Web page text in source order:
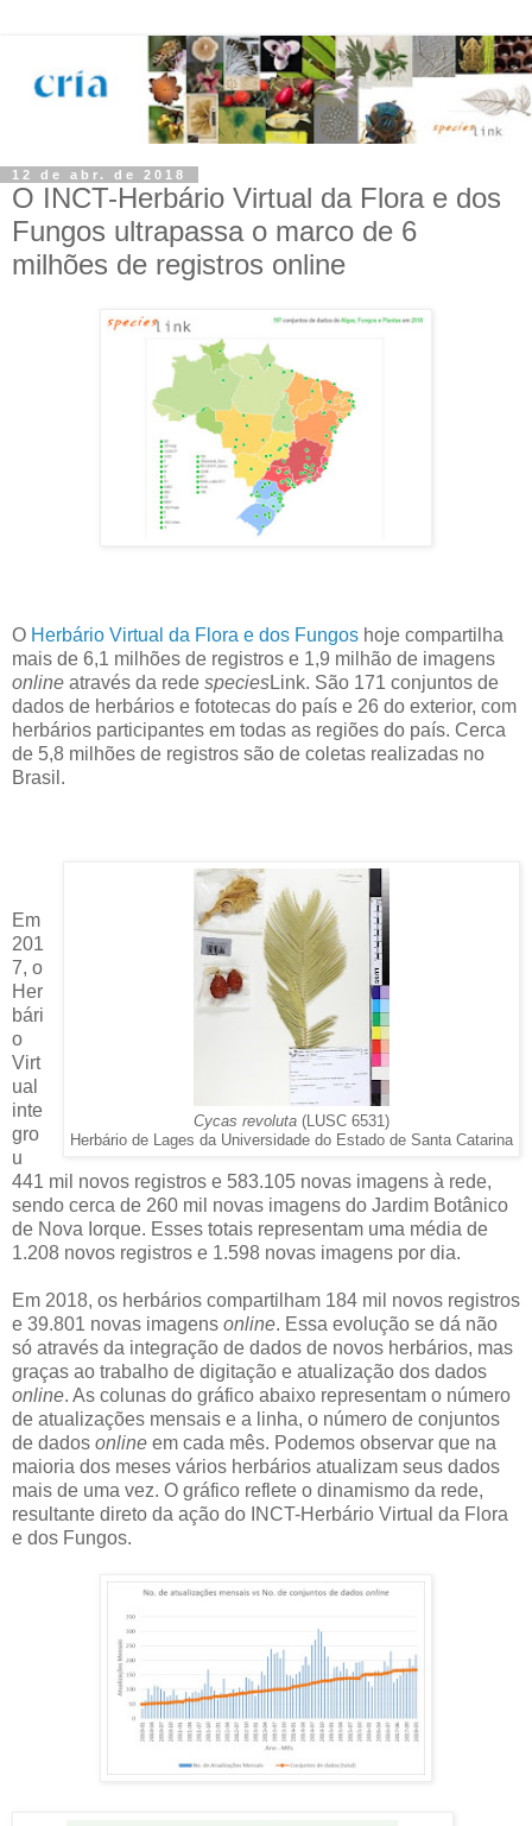
12 de abr. de 2018
O INCT-Herbário Virtual da Flora e dos
Fungos ultrapassa o marco de 6
milhões de registros online
O Herbário Virtual da Flora e dos Fungos hoje compartilha
mais de 6,1 milhões de registros e 1,9 milhão de imagens
online através da rede speciesLink. São 171 conjuntos de
dados de herbários e fototecas do país e 26 do exterior, com
herbários participantes em todas as regiões do país. Cerca
de 5,8 milhões de registros são de coletas realizadas no
Brasil.
Cycas revoluta (LUSC 6531)
Herbário de Lages da Universidade do Estado de Santa Catarina
Em
201
7, o
Her
bári
o
Virt
ual
inte
gro
u
441 mil novos registros e 583.105 novas imagens à rede,
sendo cerca de 260 mil novas imagens do Jardim Botânico
de Nova Iorque. Esses totais representam uma média de
1.208 novos registros e 1.598 novas imagens por dia.
Em 2018, os herbários compartilham 184 mil novos registros
e 39.801 novas imagens online. Essa evolução se dá não
só através da integração de dados de novos herbários, mas
graças ao trabalho de digitação e atualização dos dados
online. As colunas do gráfico abaixo representam o número
de atualizações mensais e a linha, o número de conjuntos
de dados online em cada mês. Podemos observar que na
maioria dos meses vários herbários atualizam seus dados
mais de uma vez. O gráfico reflete o dinamismo da rede,
resultante direto da ação do INCT-Herbário Virtual da Flora
e dos Fungos.